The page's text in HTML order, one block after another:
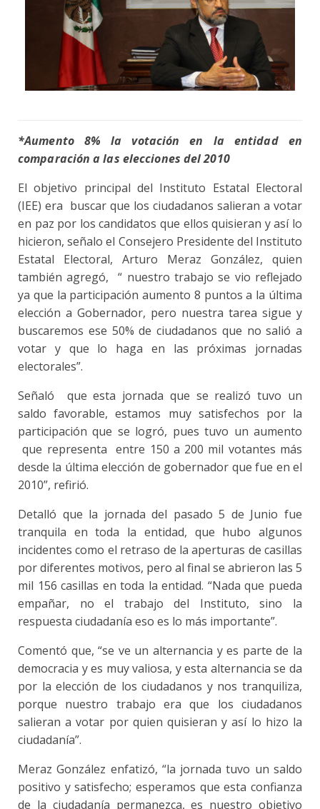
*Aumento 8% la votación en la entidad en
comparación a las elecciones del 2010
El objetivo principal del Instituto Estatal Electoral
(IEE) era buscar que los ciudadanos salieran a votar
en paz por los candidatos que ellos quisieran y así lo
hicieron, señalo el Consejero Presidente del Instituto
Estatal Electoral, Arturo Meraz González, quien
también agregó, “ nuestro trabajo se vio reflejado
ya que la participación aumento 8 puntos a la última
elección a Gobernador, pero nuestra tarea sigue y
buscaremos ese 50% de ciudadanos que no salió a
votar y que lo haga en las próximas jornadas
electorales”.
Señaló que esta jornada que se realizó tuvo un
saldo favorable, estamos muy satisfechos por la
participación que se logró, pues tuvo un aumento
que representa entre 150 a 200 mil votantes más
desde la última elección de gobernador que fue en el
2010”, refirió.
Detalló que la jornada del pasado 5 de Junio fue
tranquila en toda la entidad, que hubo algunos
incidentes como el retraso de la aperturas de casillas
por diferentes motivos, pero al final se abrieron las 5
mil 156 casillas en toda la entidad. “Nada que pueda
empañar, no el trabajo del Instituto, sino la
respuesta ciudadanía eso es lo más importante”.
Comentó que, “se ve un alternancia y es parte de la
democracia y es muy valiosa, y esta alternancia se da
por la elección de los ciudadanos y nos tranquiliza,
porque nuestro trabajo era que los ciudadanos
salieran a votar por quien quisieran y así lo hizo la
ciudadanía”.
Meraz González enfatizó, “la jornada tuvo un saldo
positivo y satisfecho; esperamos que esta confianza
de la ciudadanía permanezca, es nuestro objetivo